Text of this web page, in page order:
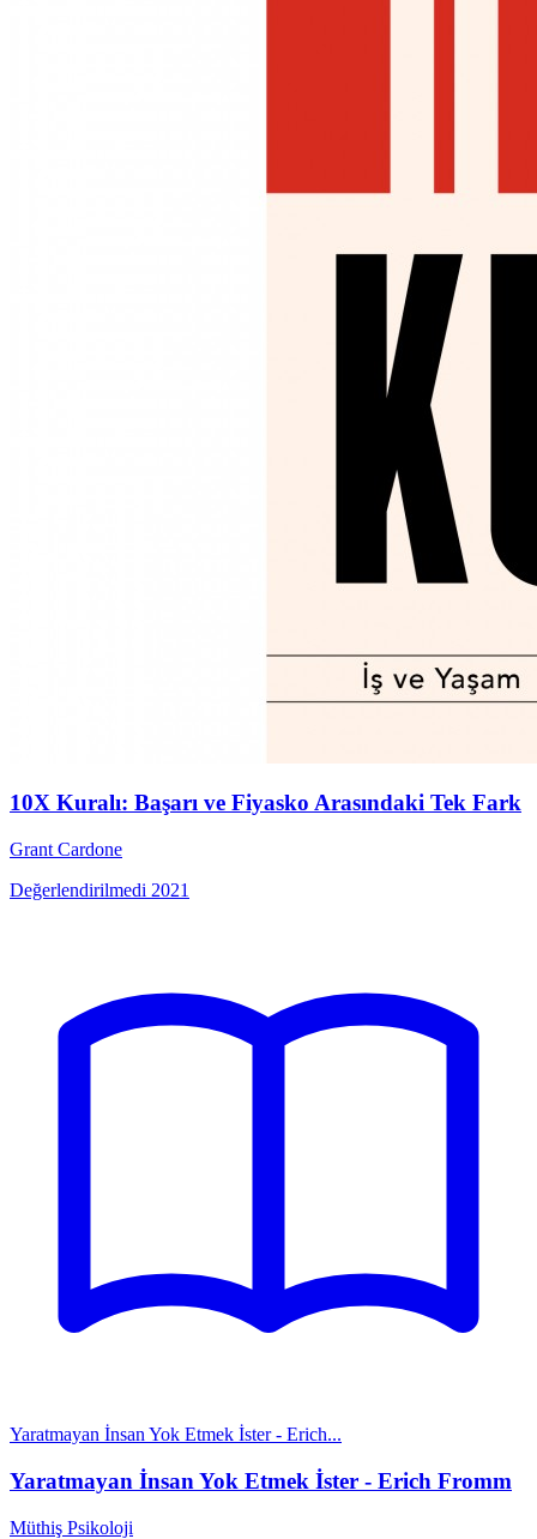
10X Kuralı: Başarı ve Fiyasko Arasındaki Tek Fark
Grant Cardone
Değerlendirilmedi 2021
Yaratmayan İnsan Yok Etmek İster - Erich...
Yaratmayan İnsan Yok Etmek İster - Erich Fromm
Müthiş Psikoloji